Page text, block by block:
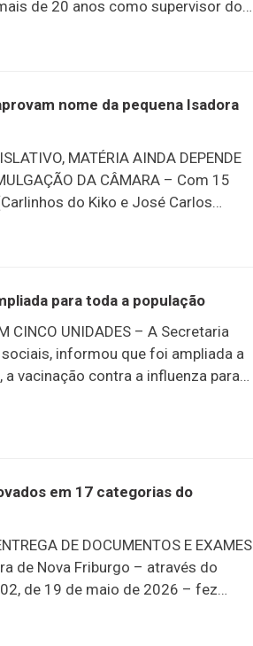
de 20 anos como supervisor do
exercia suas funções na
da morte não foi divulgada.
NFEMFOCO – CLIQUE AQUI
nome da pequena Isadora
MATÉRIA AINDA DEPENDE
DA CÂMARA – Com 15
do Kiko e José Carlos
aprovou, em segunda votação,
segue para sanção do prefeito
ou não manifestação, voltará à
da primeira votação, um grupo
para toda a população
CINCO UNIDADES – A Secretaria
informou que foi ampliada a
vacinação contra a influenza para
de idade. A medida busca
entre crianças, idosos
continua sendo a forma
em 17 categorias do
DE DOCUMENTOS E EXAMES
de Nova Friburgo – através do
de 19 de maio de 2026 – fez
no certame 001/23. O